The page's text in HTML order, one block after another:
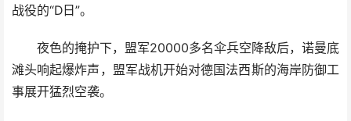
战役的“D日”。
夜色的掩护下，盟军20000多名伞兵空降敌后，诺曼底
滩头响起爆炸声，盟军战机开始对德国法西斯的海岸防御工
事展开猛烈空袭。